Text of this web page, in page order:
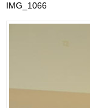
IMG_1066